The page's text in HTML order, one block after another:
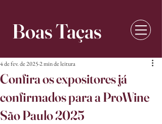
Boas Taças
Confira os expositores já
confirmados para a ProWine
São Paulo 2025
4 de fev. de 20252 min de leitura